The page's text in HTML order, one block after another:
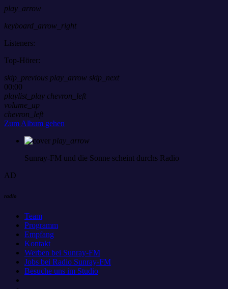
play_arrow
keyboard_arrow_right
Listeners:
Top-Hörer:
skip_previous play_arrow skip_next
00:00
playlist_play chevron_left
volume_up
chevron_left
Zum Album gehen
play_arrow
Sunray-FM und die Sonne scheint durchs Radio
AD
radio
Team
Programm
Empfang
Kontakt
Werben bei Sunray-FM
Jobs bei Radio Sunray-FM
Besuche uns im Studio